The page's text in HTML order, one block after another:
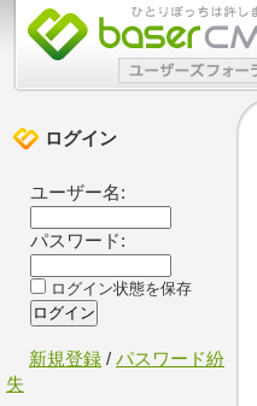
ログイン
ユーザー名:
パスワード:
ログイン状態を保存
新規登録 / パスワード紛
失